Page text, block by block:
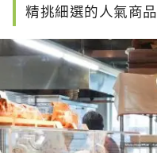
精挑細選的人氣商品